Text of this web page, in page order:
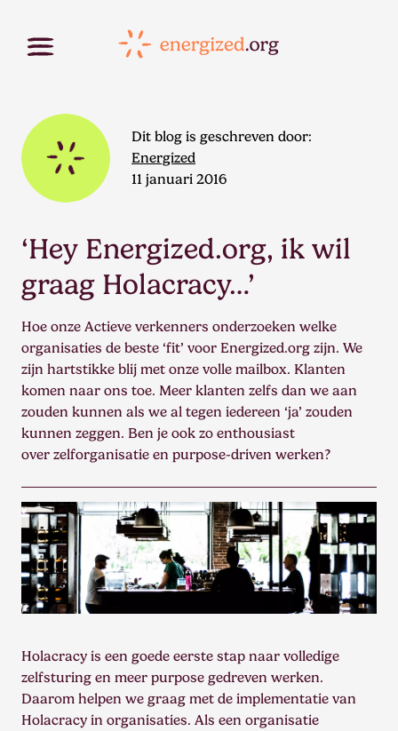
Dit blog is geschreven door:
Energized
11 januari 2016
‘Hey Energized.org, ik wil
graag Holacracy…’
Hoe onze Actieve verkenners onderzoeken welke
organisaties de beste ‘fit’ voor Energized.org zijn. We
zijn hartstikke blij met onze volle mailbox. Klanten
komen naar ons toe. Meer klanten zelfs dan we aan
zouden kunnen als we al tegen iedereen ‘ja’ zouden
kunnen zeggen. Ben je ook zo enthousiast
over zelforganisatie en purpose-driven werken?
Holacracy is een goede eerste stap naar volledige
zelfsturing en meer purpose gedreven werken.
Daarom helpen we graag met de implementatie van
Holacracy in organisaties. Als een organisatie